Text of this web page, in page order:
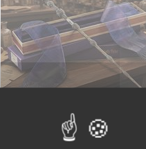
Últimas
Albus Dumbledore
esa categoría desde el
vistazo. Esta réplica
Harry Potter reúne
simbolismo y
Varita de Albus Dumbledore